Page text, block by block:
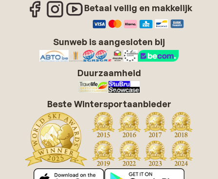
Betaal veilig en makkelijk
Sunweb is aangesloten bij
Duurzaamheid
Beste Wintersportaanbieder